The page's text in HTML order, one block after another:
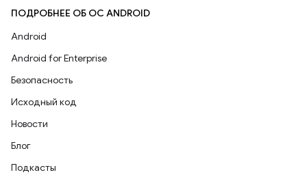
ПОДРОБНЕЕ ОБ ОС ANDROID
Android
Android for Enterprise
Безопасность
Исходный код
Новости
Блог
Подкасты